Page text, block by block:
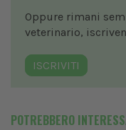
Oppure rimani
veterinario,
ISCRIVITI
POTREBBERO